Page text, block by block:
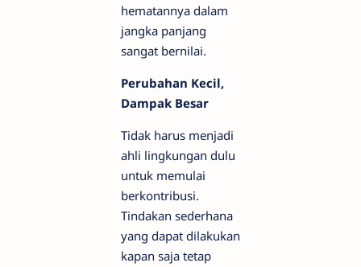
hematannya dalam
jangka panjang
sangat bernilai.
Perubahan Kecil,
Dampak Besar
Tidak harus menjadi
ahli lingkungan dulu
untuk memulai
berkontribusi.
Tindakan sederhana
yang dapat dilakukan
kapan saja tetap